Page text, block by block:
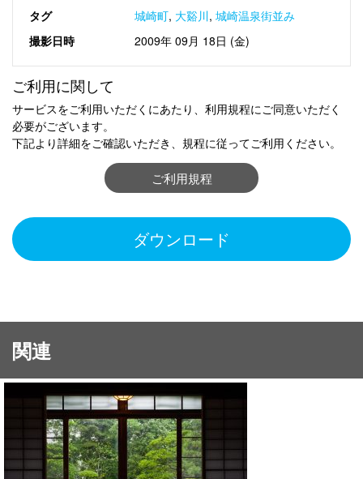
タグ
城崎町, 大谿川, 城崎温泉街並み
撮影日時
2009年 09月 18日 (金)
ご利用に関して
サービスをご利用いただくにあたり、利用規程にご同意いただく
必要がございます。
下記より詳細をご確認いただき、規程に従ってご利用ください。
ご利用規程
ダウンロード
関連